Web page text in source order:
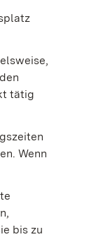
tätig
Wenn
bis zu